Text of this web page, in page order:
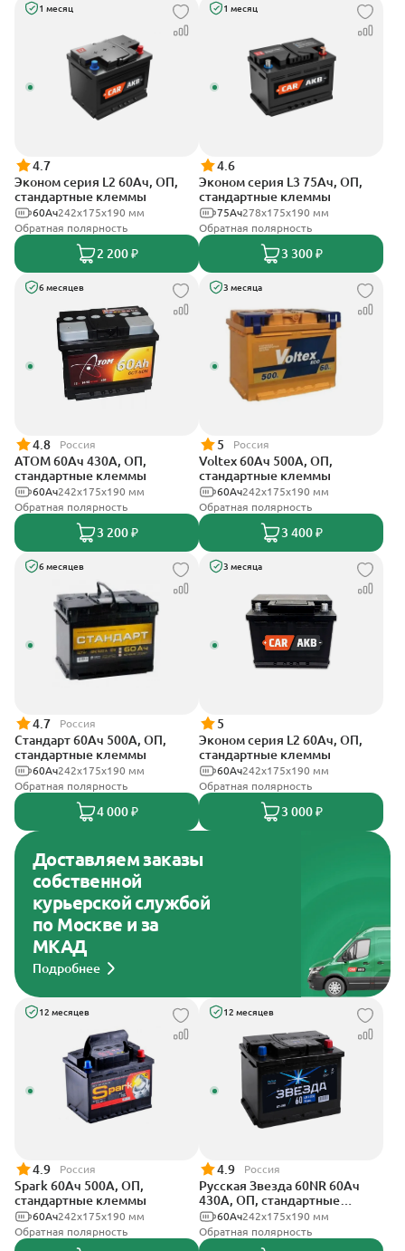
1 месяц
4.7
Эконом серия L2 60Ач, ОП,
стандартные клеммы
242х175х190 мм
60Ач
Обратная полярность
2 200 ₽
1 месяц
4.6
Эконом серия L3 75Ач, ОП,
стандартные клеммы
278х175х190 мм
75Ач
Обратная полярность
3 300 ₽
6 месяцев
4.8 Россия
АТОМ 60Ач 430А, ОП,
стандартные клеммы
242х175х190 мм
60Ач
Обратная полярность
3 200 ₽
3 месяца
5 Россия
Voltex 60Ач 500А, ОП,
стандартные клеммы
242х175х190 мм
60Ач
Обратная полярность
3 400 ₽
6 месяцев
4.7 Россия
Стандарт 60Ач 500А, ОП,
стандартные клеммы
242x175x190 мм
60Ач
Обратная полярность
4 000 ₽
3 месяца
5
Эконом серия L2 60Ач, ОП,
стандартные клеммы
242х175х190 мм
60Ач
Обратная полярность
3 000 ₽
Доставляем заказы
собственной
курьерской службой
по Москве и за
МКАД
Подробнее
12 месяцев
4.9 Россия
Spark 60Ач 500А, ОП,
стандартные клеммы
242х175х190 мм
60Ач
Обратная полярность
12 месяцев
4.9 Россия
Русская Звезда 60NR 60Ач
430А, ОП, стандартные
клеммы242x175x190 мм
60Ач
Обратная полярность